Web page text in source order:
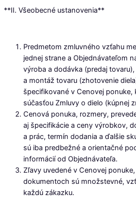
**II. Všeobecné ustanovenia**
Predmetom zmluvného vzťahu
jednej strane a Objednávateľom
výroba a dodávka (predaj
a montáž tovaru (zhotovenie
špecifikované v Cenovej ponuke,
súčasťou Zmluvy o dielo (kúpnej
Cenová ponuka, rozmery,
aj špecifikácie a ceny výrobkov,
a prác, termín dodania a ďalšie
sú iba predbežné a orientačné
informácií od Objednávateľa.
Zľavy uvedené v Cenovej
dokumentoch sú množstevné,
každú zákazku.